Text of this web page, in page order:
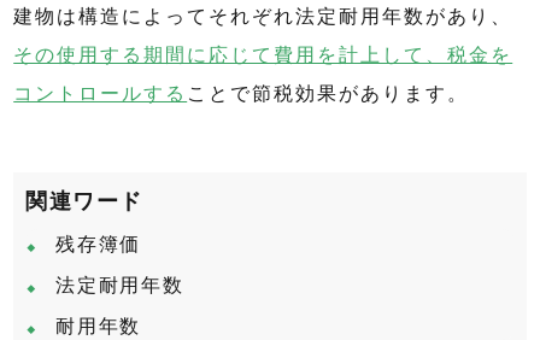
建物は構造によってそれぞれ法定耐用年数があり、
その使用する期間に応じて費用を計上して、税金を
コントロールする ことで節税効果があります。
関連ワード
残存簿価
法定耐用年数
耐用年数